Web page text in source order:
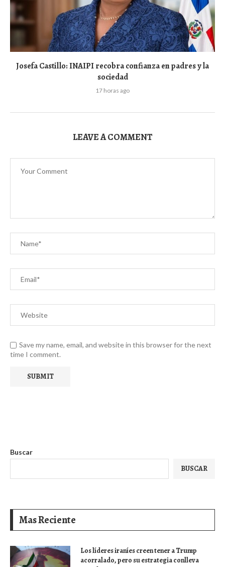
Josefa Castillo: INAIPI recobra confianza en padres y la
sociedad
17 horas ago
LEAVE A COMMENT
Save my name, email, and website in this browser for the next
time I comment.
Buscar
BUSCAR
Mas Reciente
Los líderes iraníes creen tener a Trump
acorralado, pero su estrategia conlleva